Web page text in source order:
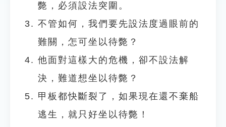
斃，必須設法突圍。
不管如何，我們要先設法度過眼前的
難關，怎可坐以待斃？
他面對這樣大的危機，卻不設法解
決，難道想坐以待斃？
甲板都快斷裂了，如果現在還不棄船
逃生，就只好坐以待斃！